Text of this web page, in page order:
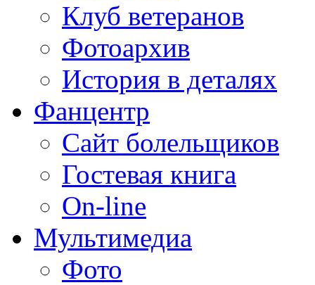
Клуб ветеранов
Фотоархив
История в деталях
Фанцентр
Сайт болельщиков
Гостевая книга
On-line
Мультимедиа
Фото